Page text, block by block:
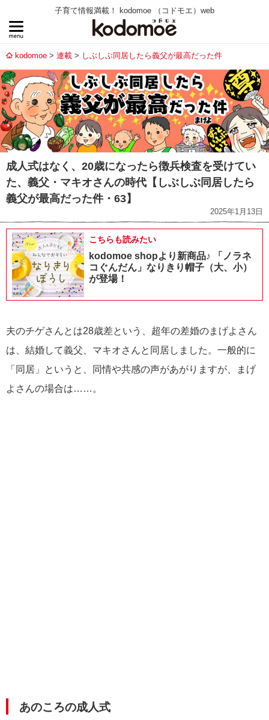
子育て情報満載！ kodomoe （コドモエ）web
kodomoe 連載 しぶしぶ同居したら義父が最高だった件
成人式はなく、20歳になったら徴兵検査を受けてい
た、義父・マキオさんの時代【しぶしぶ同居したら
義父が最高だった件・63】
2025年1月13日
こちらも読みたい
kodomoe shopより新商品♪ 「ノラネ
コぐんだん」なりきり帽子（大、小）
が登場！
夫のチゲさんとは28歳差という、超年の差婚のまげよさん
は、結婚して義父、マキオさんと同居しました。一般的に
「同居」というと、同情や共感の声があがりますが、まげ
よさんの場合は……。
あのころの成人式